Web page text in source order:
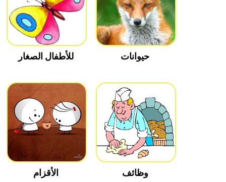
للأطفال الصغار حيوانات
الأقزام وظائف